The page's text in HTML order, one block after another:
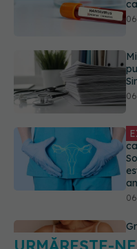
o
URMĂREȘTE-